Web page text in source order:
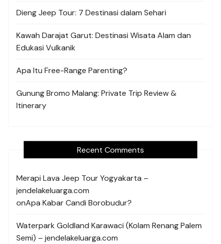
Dieng Jeep Tour: 7 Destinasi dalam Sehari
Kawah Darajat Garut: Destinasi Wisata Alam dan
Edukasi Vulkanik
Apa Itu Free-Range Parenting?
Gunung Bromo Malang: Private Trip Review &
Itinerary
Recent Comments
Merapi Lava Jeep Tour Yogyakarta –
jendelakeluarga.com
onApa Kabar Candi Borobudur?
Waterpark Goldland Karawaci (Kolam Renang Palem
Semi) – jendelakeluarga.com